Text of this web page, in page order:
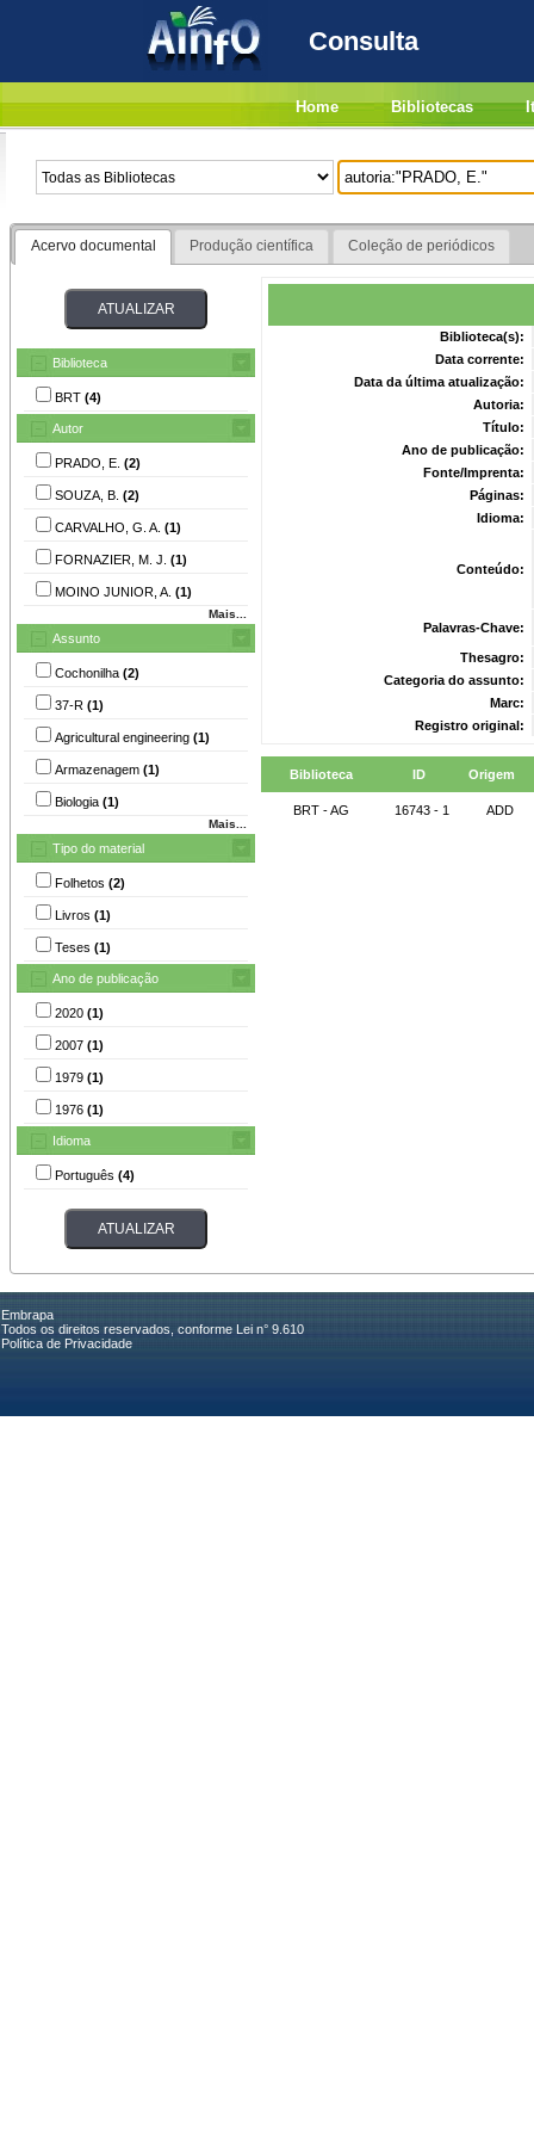
Consulta
Home Bibliotecas
Acervo documental Produção científica Coleção de periódicos
Biblioteca
BRT (4)
Autor
PRADO, E. (2)
SOUZA, B. (2)
CARVALHO, G. A. (1)
FORNAZIER, M. J. (1)
MOINO JUNIOR, A. (1)
Mais...
Assunto
Cochonilha (2)
37-R (1)
Agricultural engineering (1)
Armazenagem (1)
Biologia (1)
Mais...
Tipo do material
Folhetos (2)
Livros (1)
Teses (1)
Ano de publicação
2020 (1)
2007 (1)
1979 (1)
1976 (1)
Idioma
Português (4)
Biblioteca(s):
Data corrente:
Data da última atualização:
Autoria:
Título:
Ano de publicação:
Fonte/Imprenta:
Páginas:
Idioma:
Conteúdo:
Palavras-Chave:
Thesagro:
Categoria do assunto:
Marc:
Registro original:
Biblioteca ID Origem
BRT - AG 16743 - 1 ADD
Embrapa
Todos os direitos reservados, conforme Lei n° 9.610
Política de Privacidade